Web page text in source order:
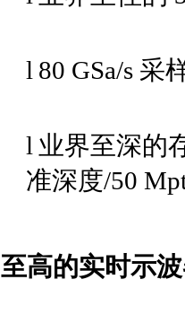
l 80 GSa/s 采
l 业界至深的
准深度/50
至高的实时示